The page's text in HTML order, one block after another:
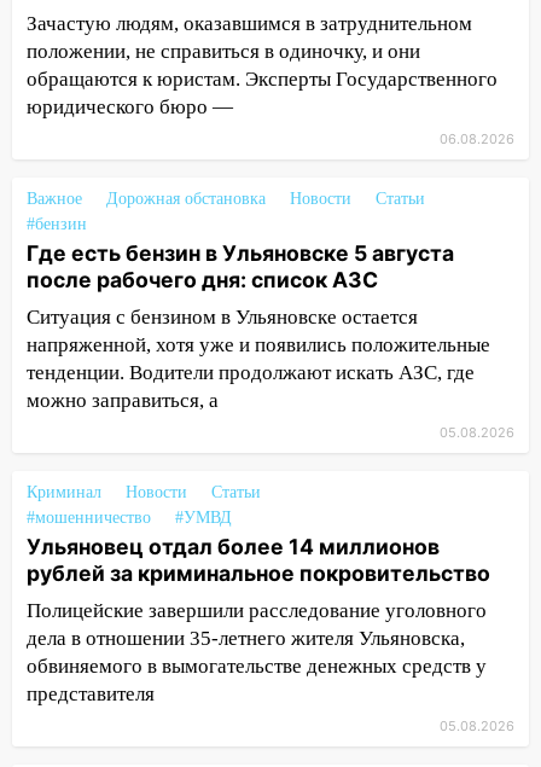
больницу
15:59 Ульяновец отдал более 14
миллионов рублей за криминальное
летнего мопедиста
15:00 В Ульяновске после тройного ДТП
госпитализировали 25-летнего байкера
14:32 На Ульяновскую область
надвигается жара
14:08 Пешеход переходил по «зебре»:
подробности серьезной аварии на
13:30
В Димитровграде на улице
Трудовой горело здание
13:00 Водитель без прав врезался в
припаркованный автомобиль
12:37 Переезжал «зебру» на
велосипеде и попал под колеса
12:18 Вспыхнул изнутри: в
Железнодорожном районе горела дача
Зачастую людям, оказавшимся в затруднительном
положении, не справиться в одиночку, и они
обращаются к юристам. Эксперты Государственного
юридического бюро —
06.08.2026
Важное Дорожная обстановка Новости
Статьи
#бензин
Где есть бензин в Ульяновске 5 августа
после рабочего дня: список АЗС
Ситуация с бензином в Ульяновске остается
напряженной, хотя уже и появились положительные
тенденции. Водители продолжают искать АЗС, где
можно заправиться, а
05.08.2026
Криминал Новости
Статьи
#мошенничество
#УМВД
Ульяновец отдал более 14 миллионов
рублей за криминальное покровительство
Полицейские завершили расследование уголовного
дела в отношении 35-летнего жителя Ульяновска,
обвиняемого в вымогательстве денежных средств у
представителя
05.08.2026